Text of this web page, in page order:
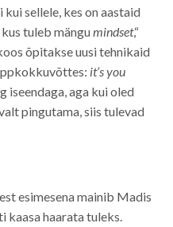
sellele, kes on aastaid
tuleb mängumindset,“
õpitakse uusi tehnikaid
it’s you
iseendaga, aga kui oled
pingutama, siis tulevad
esimesena mainib Madis
kaasa haarata tuleks.